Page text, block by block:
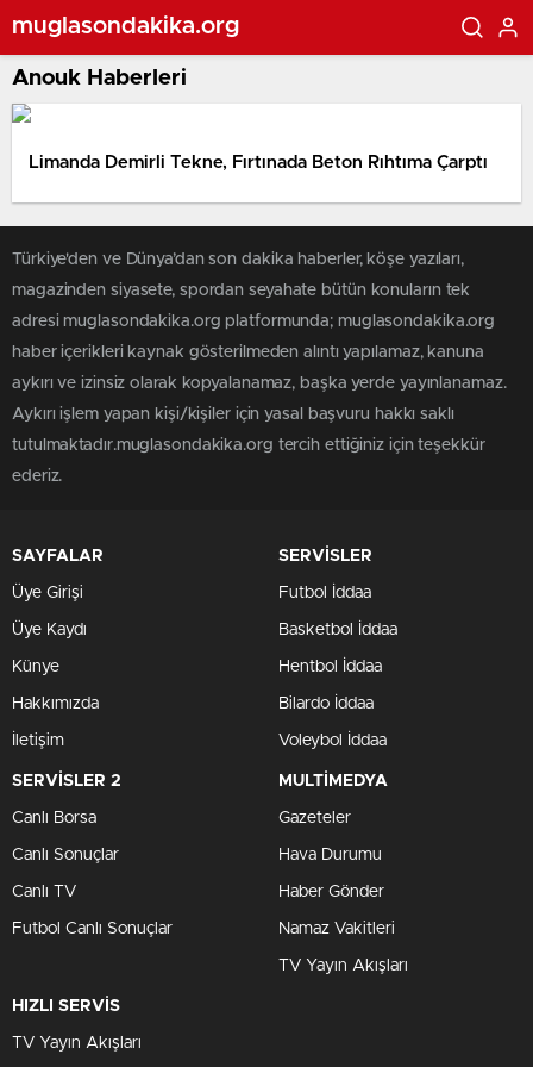
muglasondakika.org
Anouk Haberleri
Limanda Demirli Tekne, Fırtınada Beton Rıhtıma Çarptı
Türkiye'den ve Dünya’dan son dakika haberler, köşe yazıları,
magazinden siyasete, spordan seyahate bütün konuların tek
adresi muglasondakika.org platformunda; muglasondakika.org
haber içerikleri kaynak gösterilmeden alıntı yapılamaz, kanuna
aykırı ve izinsiz olarak kopyalanamaz, başka yerde yayınlanamaz.
Aykırı işlem yapan kişi/kişiler için yasal başvuru hakkı saklı
tutulmaktadır.muglasondakika.org tercih ettiğiniz için teşekkür
ederiz.
SAYFALAR
Üye Girişi
Üye Kaydı
Künye
Hakkımızda
İletişim
SERVİSLER
Futbol İddaa
Basketbol İddaa
Hentbol İddaa
Bilardo İddaa
Voleybol İddaa
SERVİSLER 2
Canlı Borsa
Canlı Sonuçlar
Canlı TV
Futbol Canlı Sonuçlar
MULTİMEDYA
Gazeteler
Hava Durumu
Haber Gönder
Namaz Vakitleri
TV Yayın Akışları
HIZLI SERVİS
TV Yayın Akışları